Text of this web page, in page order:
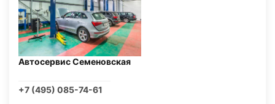
Автосервис Семеновская
+7 (495) 085-74-61